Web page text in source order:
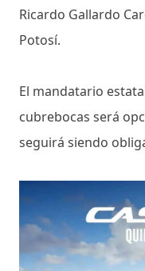
Ricardo Gallardo
Potosí.
El mandatario
cubrebocas será
seguirá siendo